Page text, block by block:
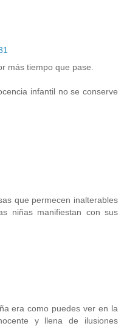
más tiempo que pase.
infantil no se conserve
que permecen inalterables
niñas manifiestan con sus
era como puedes ver en la
y llena de ilusiones